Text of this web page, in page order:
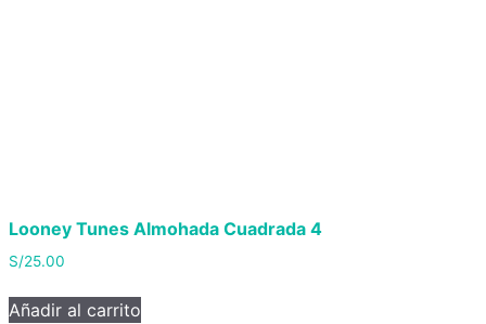
Looney Tunes Almohada Cuadrada 4
S/25.00
Añadir al carrito